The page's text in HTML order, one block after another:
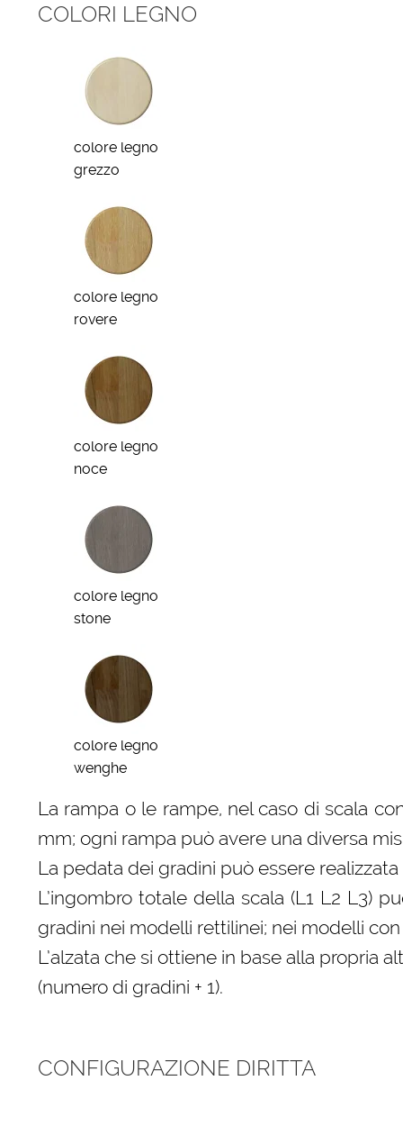
COLORI LEGNO
colore legno
grezzo
colore legno
rovere
colore legno
noce
colore legno
stone
colore legno
wenghe
La rampa o le rampe, nel caso di scala
mm; ogni rampa può avere una diversa
La pedata dei gradini può essere
L’ingombro totale della scala (L1 L2 L3)
gradini nei modelli rettilinei; nei modelli
L’alzata che si ottiene in base alla
(numero di gradini + 1).
CONFIGURAZIONE DIRITTA